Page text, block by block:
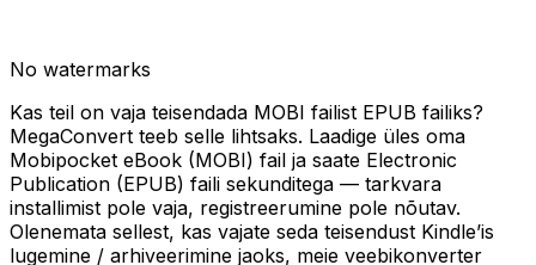
No watermarks
Kas teil on vaja teisendada MOBI failist EPUB failiks?
MegaConvert teeb selle lihtsaks. Laadige üles oma
Mobipocket eBook (MOBI) fail ja saate Electronic
Publication (EPUB) faili sekunditega — tarkvara
installimist pole vaja, registreerumine pole nõutav.
Olenemata sellest, kas vajate seda teisendust Kindle’is
lugemine / arhiveerimine jaoks, meie veebikonverter